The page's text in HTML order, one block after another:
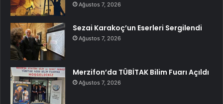
Ağustos 7, 2026
Sezai Karakoç’un Eserleri Sergilendi
Ağustos 7, 2026
Merzifon’da TÜBİTAK Bilim Fuarı Açıldı
Ağustos 7, 2026